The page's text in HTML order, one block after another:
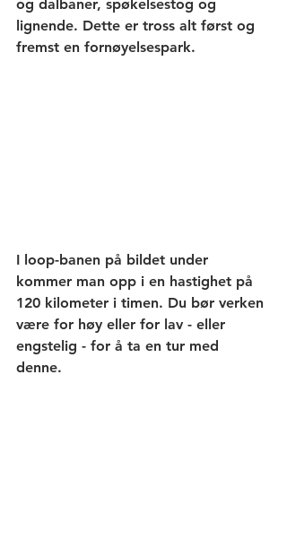
og dalbaner, spøkelsestog og
lignende. Dette er tross alt først og
fremst en fornøyelsespark.
I loop-banen på bildet under
kommer man opp i en hastighet på
120 kilometer i timen. Du bør verken
være for høy eller for lav - eller
engstelig - for å ta en tur med
denne.